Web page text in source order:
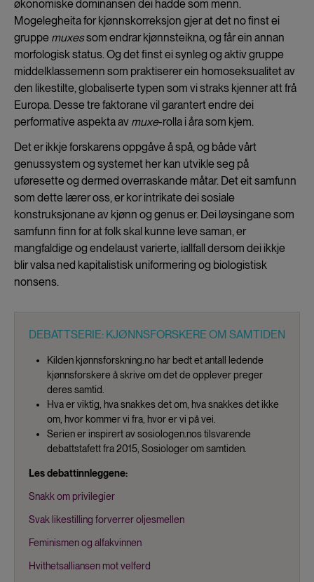
økonomiske dominansen dei hadde som menn.
Mogelegheita for kjønnskorreksjon gjer at det no finst ei
gruppe muxessom endrar kjønnsteikna, og får ein annan
morfologisk status. Og det finst ei synleg og aktiv gruppe
middelklassemenn som praktiserer ein homoseksualitet av
den likestilte, globaliserte typen som vi straks kjenner att frå
Europa. Desse tre faktorane vil garantert endre dei
performative aspekta av muxe-rolla i åra som kjem.
Det er ikkje forskarens oppgåve å spå, og både vårt
genussystem og systemet her kan utvikle seg på
uføresette og dermed overraskande måtar. Det eit samfunn
som dette lærer oss, er kor intrikate dei sosiale
konstruksjonane av kjønn og genus er. Dei løysingane som
samfunn finn for at folk skal kunne leve saman, er
mangfaldige og endelaust varierte, iallfall dersom dei ikkje
blir valsa ned kapitalistisk uniformering og biologistisk
nonsens.
DEBATTSERIE: KJØNNSFORSKERE OM SAMTIDEN
Kilden kjønnsforskning.no har bedt et antall ledende
kjønnsforskere å skrive om det de opplever preger
deres samtid.
Hva er viktig, hva snakkes det om, hva snakkes det ikke
om, hvor kommer vi fra, hvor er vi på vei.
Serien er inspirert av sosiologen.nos tilsvarende
debattstafett fra 2015, Sosiologer om samtiden.
Les debattinnleggene:
Snakk om privilegier
Svak likestilling forverrer oljesmellen
Feminismen og alfakvinnen
Hvithetsalliansen mot velferd